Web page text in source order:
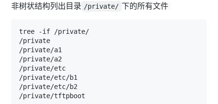
非树状结构列出目录 /private/ 下的所有文件